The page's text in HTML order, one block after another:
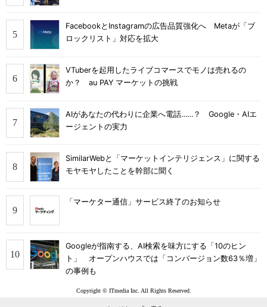
FacebookとInstagramの広告品質強化へ Metaが「ブ
ロックリスト」対応を拡大
VTuberを起用したライブコマースでモノは売れるの
か？ au PAY マーケットの挑戦
AIがあなたの代わりに企業へ電話……？ Google・AIエ
ージェントの実力
SimilarWebと「マーケットインテリジェンス」に関する
モヤモヤしたことを幹部に聞く
「マーケター通信」サービス終了のお知らせ
Googleが指南する、AI検索を味方にする「10のヒン
ト」 オープンハウスでは「コンバージョン数63％増」
の事例も
Copyright © ITmedia Inc. All Rights Reserved.